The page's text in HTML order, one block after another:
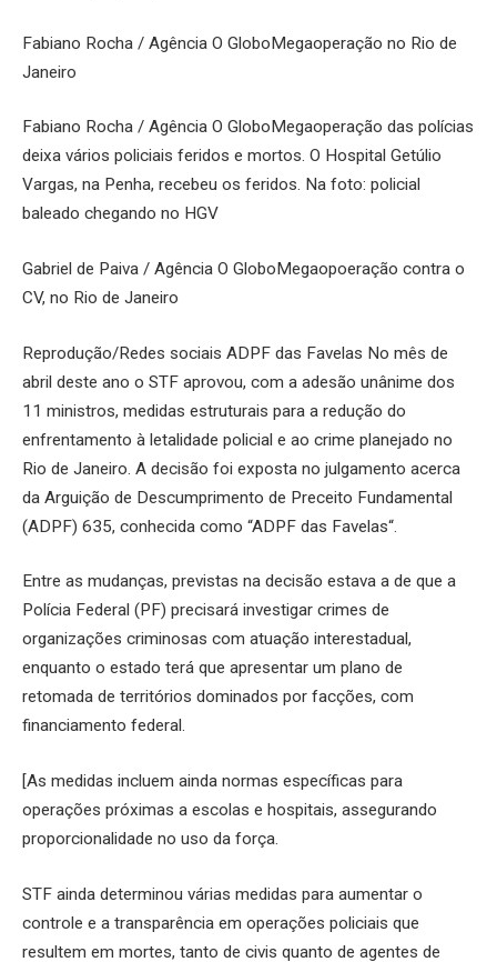
Fabiano Rocha / Agência O GloboMegaoperação no Rio de
Janeiro
Fabiano Rocha / Agência O GloboMegaoperação das polícias
deixa vários policiais feridos e mortos. O Hospital Getúlio
Vargas, na Penha, recebeu os feridos. Na foto: policial
baleado chegando no HGV
Gabriel de Paiva / Agência O GloboMegaopoeração contra o
CV, no Rio de Janeiro
Reprodução/Redes sociais ADPF das Favelas No mês de
abril deste ano o STF aprovou, com a adesão unânime dos
11 ministros, medidas estruturais para a redução do
enfrentamento à letalidade policial e ao crime planejado no
Rio de Janeiro. A decisão foi exposta no julgamento acerca
da Arguição de Descumprimento de Preceito Fundamental
(ADPF) 635, conhecida como “ADPF das Favelas“.
Entre as mudanças, previstas na decisão estava a de que a
Polícia Federal (PF) precisará investigar crimes de
organizações criminosas com atuação interestadual,
enquanto o estado terá que apresentar um plano de
retomada de territórios dominados por facções, com
financiamento federal.
[As medidas incluem ainda normas específicas para
operações próximas a escolas e hospitais, assegurando
proporcionalidade no uso da força.
STF ainda determinou várias medidas para aumentar o
controle e a transparência em operações policiais que
resultem em mortes, tanto de civis quanto de agentes de